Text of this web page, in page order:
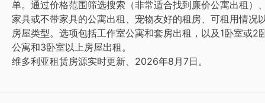
单。通过价格范围筛选搜索（非常适合找到廉价公寓出租）
家具或不带家具的公寓出租、宠物友好的租房、可租用情况
房屋类型。选项包括工作室公寓和套房出租，以及1卧室或2
公寓和3卧室以上房屋出租。
维多利亚租赁房源实时更新、2026年8月7日。